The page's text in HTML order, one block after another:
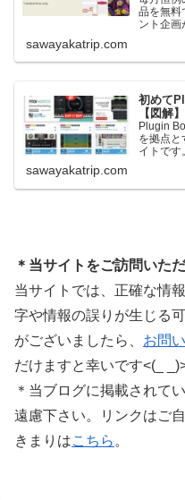
品を無料
ント企
ます。＊
sawayakatrip.com
初めて
【図解】
Plugin
を拠点と
イトです
に知っ
sawayakatrip.com
＊当サイトをご訪問いた
当サイトでは、正確な情
字や情報の誤りが生じる
がございましたら、 お問
だけますと幸いです<(_ _)>
＊当ブログに掲載されて
遠慮下さい。リンクはご
きまりはこちら。